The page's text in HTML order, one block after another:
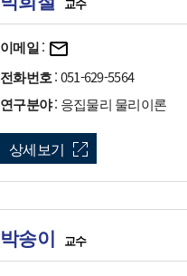
이메일:
전화번호: 051-629-5564
연구분야: 응집물리 물리이론
상세보기
박송이 교수